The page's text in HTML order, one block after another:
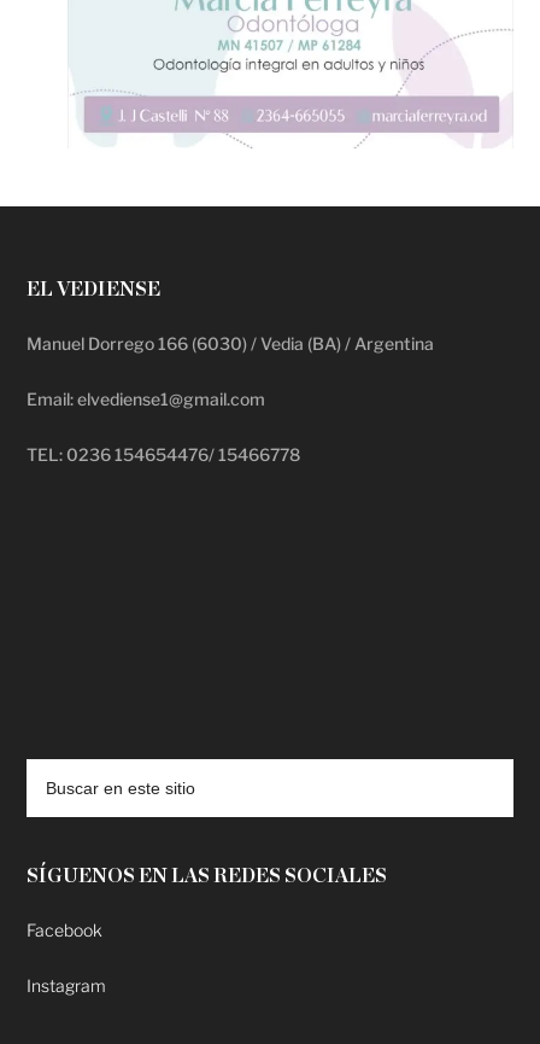
EL VEDIENSE
Manuel Dorrego 166 (6030) / Vedia (BA) / Argentina
Email: elvediense1@gmail.com
TEL: 0236 154654476/ 15466778
SÍGUENOS EN LAS REDES SOCIALES
Facebook
Instagram